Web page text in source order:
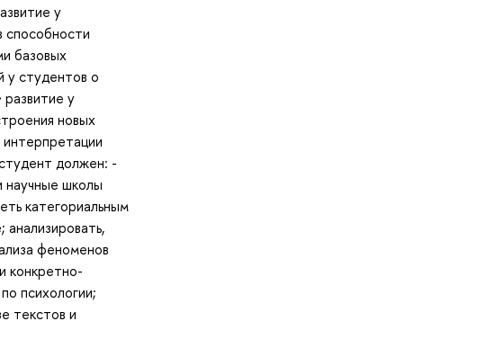
у
способности
базовых
у студентов о
у
новых
интерпретации
должен: -
научные школы
категориальным
феноменов
конкретно-
психологии;
текстов и